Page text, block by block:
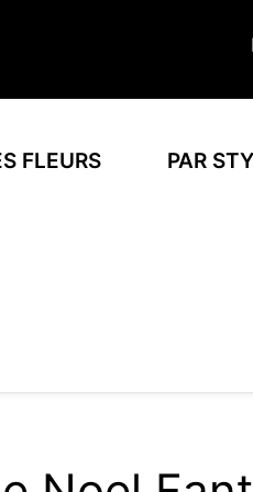
FLEURS PAR